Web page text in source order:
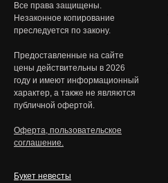
Все права защищены.
Незаконное копирование
преследуется по закону.
Предоставленные на сайте
цены действительны в 2026
году и имеют информационный
характер, а также не являются
публичной офертой.
Оферта, пользовательское
соглашение.
Букет невесты